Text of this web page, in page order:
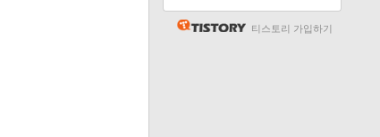
티스토리 가입하기